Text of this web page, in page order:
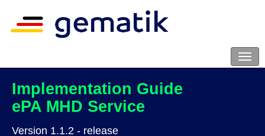
Implementation Guide
ePA MHD Service
Version 1.1.2 - release